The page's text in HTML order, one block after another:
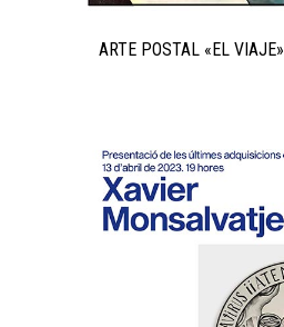
ARTE POSTAL «EL VIAJE»